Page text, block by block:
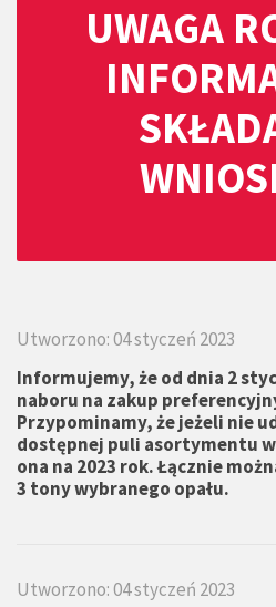
UWAGA
Utworzono: 04 styczeń 2023
Informujemy, że od dnia 2
naboru na zakup
Przypominamy, że jeżeli nie
dostępnej puli asortymentu
ona na 2023 rok. Łącznie
3 tony wybranego opału.
Utworzono: 04 styczeń 2023